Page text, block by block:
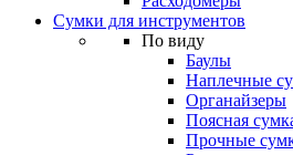
Сумки для инструментов
По виду
Баулы
Наплечные
Органайзеры
Поясная
Прочные